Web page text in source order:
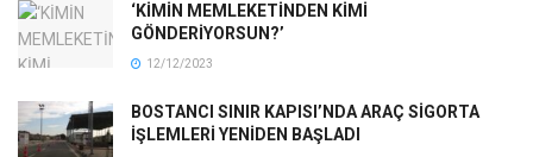
‘KİMİN MEMLEKETİNDEN KİMİ
GÖNDERİYORSUN?’
12/12/2023
BOSTANCI SINIR KAPISI’NDA ARAÇ SİGORTA
İŞLEMLERİ YENİDEN BAŞLADI